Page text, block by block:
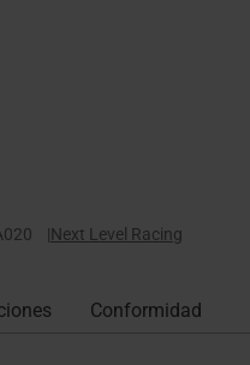
|Next Level Racing
Conformidad